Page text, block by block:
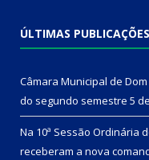
ÚLTIMAS PUBLICAÇÕES
Câmara Municipal de
do segundo semestre 5
Na 10ª Sessão Ordinária
receberam a nova